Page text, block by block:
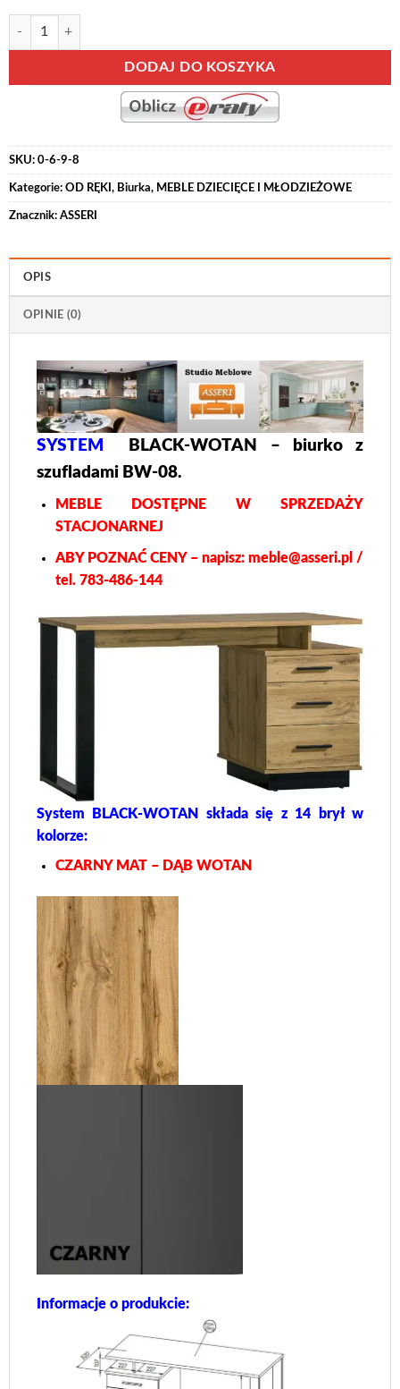
ilość BLACK-WOTAN 08 stylowe biurko z szufladami 135 cm
DODAJ DO KOSZYKA
Alternative:
SKU: 0-6-9-8
Kategorie: OD RĘKI , Biurka, MEBLE DZIECIĘCE I MŁODZIEŻOWE
Znacznik: ASSERI
OPIS
OPINIE (0)
SYSTEM
BLACK-WOTAN – biurko z
szufladami BW-08.
MEBLE DOSTĘPNE W SPRZEDAŻY
STACJONARNEJ
ABY POZNAĆ CENY – napisz: meble@asseri.pl /
tel. 783-486-144
System BLACK-WOTAN składa się z 14 brył w
kolorze:
CZARNY MAT – DĄB WOTAN
Informacje o produkcie: